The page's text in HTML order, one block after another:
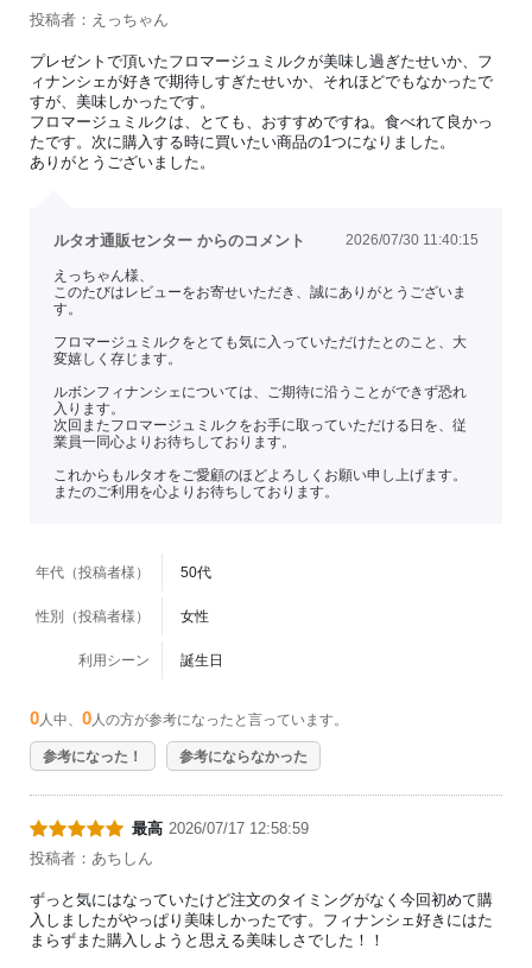
投稿者：えっちゃん
プレゼントで頂いたフロマージュミルクが美味し過ぎたせいか、フ
ィナンシェが好きで期待しすぎたせいか、それほどでもなかったで
すが、美味しかったです。
フロマージュミルクは、とても、おすすめですね。食べれて良かっ
たです。次に購入する時に買いたい商品の1つになりました。
ありがとうございました。
ルタオ通販センター からのコメント 2026/07/30 11:40:15
えっちゃん様、
このたびはレビューをお寄せいただき、誠にありがとうございま
す。
フロマージュミルクをとても気に入っていただけたとのこと、大
変嬉しく存じます。
ルボンフィナンシェについては、ご期待に沿うことができず恐れ
入ります。
次回またフロマージュミルクをお手に取っていただける日を、従
業員一同心よりお待ちしております。
これからもルタオをご愛顧のほどよろしくお願い申し上げます。
またのご利用を心よりお待ちしております。
年代（投稿者様） 50代
性別（投稿者様） 女性
利用シーン 誕生日
0 人中、 0 人の方が参考になったと言っています。
参考になった！ 参考にならなかった
最高 2026/07/17 12:58:59
投稿者：あちしん
ずっと気にはなっていたけど注文のタイミングがなく今回初めて購
入しましたがやっぱり美味しかったです。フィナンシェ好きにはた
まらずまた購入しようと思える美味しさでした！！